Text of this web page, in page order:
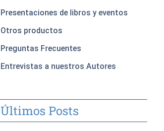
Presentaciones de libros y eventos
Otros productos
Preguntas Frecuentes
Entrevistas a nuestros Autores
Últimos Posts